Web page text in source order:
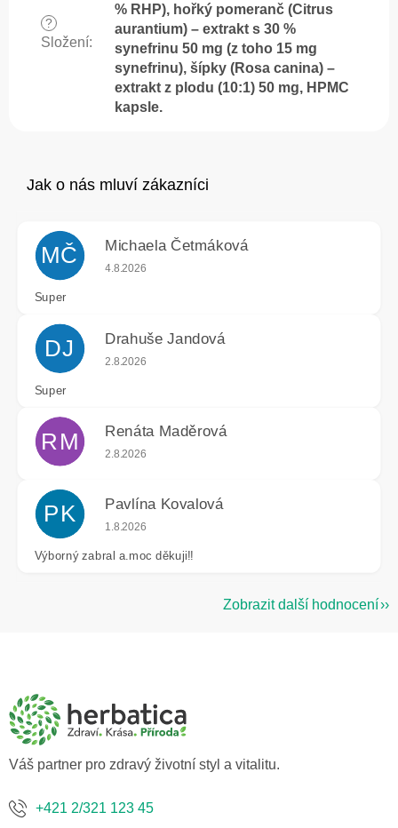
?
Složení:
% RHP), hořký pomeranč (Citrus
aurantium) – extrakt s 30 %
synefrinu 50 mg (z toho 15 mg
synefrinu), šípky (Rosa canina) –
extrakt z plodu (10:1) 50 mg, HPMC
kapsle.
MČ Michaela Četmáková
Hodnocení obchodu je 5 z 5 hvězdiček.
4.8.2026
Super
DJ Drahuše Jandová
Hodnocení obchodu je 5 z 5 hvězdiček.
2.8.2026
Super
RM Renáta Maděrová
Hodnocení obchodu je 5 z 5 hvězdiček.
2.8.2026
PK Pavlína Kovalová
Hodnocení obchodu je 5 z 5 hvězdiček.
1.8.2026
Výborný zabral a.moc děkuji!!
Zobrazit další hodnocení
a
Váš partner pro zdravý životní styl a vitalitu.
+421 2/321 123 45